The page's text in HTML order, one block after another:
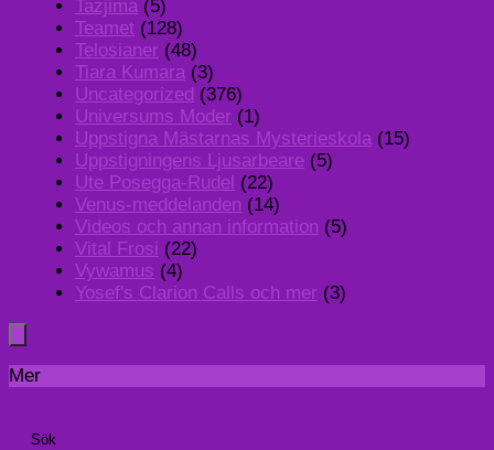
Tazjima (5)
Teamet (128)
Telosianer (48)
Tiara Kumara (3)
Uncategorized (376)
Universums Moder (1)
Uppstigna Mästarnas Mysterieskola (15)
Uppstigningens Ljusarbeare (5)
Ute Posegga-Rudel (22)
Venus-meddelanden (14)
Videos och annan information (5)
Vital Frosi (22)
Vywamus (4)
Yosef's Clarion Calls och mer (3)
Mer
Sök